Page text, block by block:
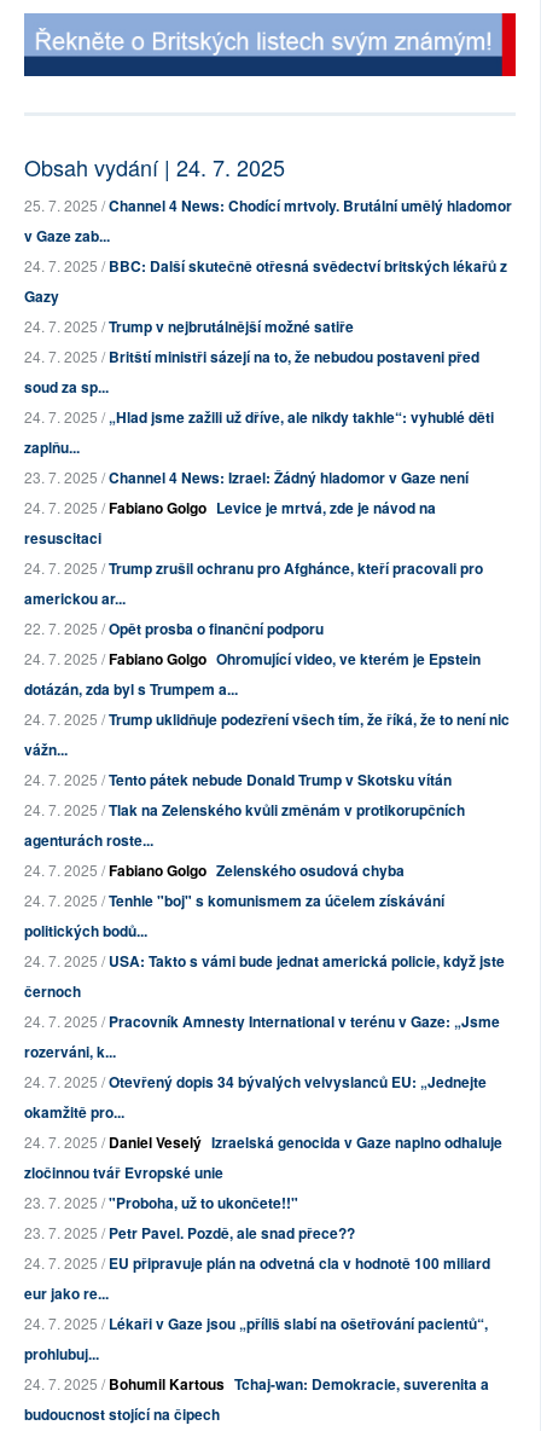
Obsah vydání | 24. 7. 2025
25. 7. 2025 /Channel 4 News: Chodící mrtvoly. Brutální umělý hladomor
v Gaze zab...
24. 7. 2025 /BBC: Další skutečně otřesná svědectví britských lékařů z
Gazy
24. 7. 2025 /Trump v nejbrutálnější možné satiře
24. 7. 2025 /Britští ministři sázejí na to, že nebudou postaveni před
soud za sp...
24. 7. 2025 /„Hlad jsme zažili už dříve, ale nikdy takhle“: vyhublé děti
zaplňu...
23. 7. 2025 /Channel 4 News: Izrael: Žádný hladomor v Gaze není
24. 7. 2025 /Fabiano Golgo Levice je mrtvá, zde je návod na
resuscitaci
24. 7. 2025 /Trump zrušil ochranu pro Afghánce, kteří pracovali pro
americkou ar...
22. 7. 2025 /Opět prosba o finanční podporu
24. 7. 2025 /Fabiano Golgo Ohromující video, ve kterém je Epstein
dotázán, zda byl s Trumpem a...
24. 7. 2025 /Trump uklidňuje podezření všech tím, že říká, že to není nic
vážn...
24. 7. 2025 /Tento pátek nebude Donald Trump v Skotsku vítán
24. 7. 2025 /Tlak na Zelenského kvůli změnám v protikorupčních
agenturách roste...
24. 7. 2025 /Fabiano Golgo Zelenského osudová chyba
24. 7. 2025 /Tenhle "boj" s komunismem za účelem získávání
politických bodů...
24. 7. 2025 /USA: Takto s vámi bude jednat americká policie, když jste
černoch
24. 7. 2025 /Pracovník Amnesty International v terénu v Gaze: „Jsme
rozerváni, k...
24. 7. 2025 /Otevřený dopis 34 bývalých velvyslanců EU: „Jednejte
okamžitě pro...
24. 7. 2025 /Daniel Veselý Izraelská genocida v Gaze naplno odhaluje
zločinnou tvář Evropské unie
23. 7. 2025 /"Proboha, už to ukončete!!"
23. 7. 2025 /Petr Pavel. Pozdě, ale snad přece??
24. 7. 2025 /EU připravuje plán na odvetná cla v hodnotě 100 miliard
eur jako re...
24. 7. 2025 /Lékaři v Gaze jsou „příliš slabí na ošetřování pacientů“,
prohlubuj...
24. 7. 2025 /Bohumil Kartous Tchaj-wan: Demokracie, suverenita a
budoucnost stojící na čipech